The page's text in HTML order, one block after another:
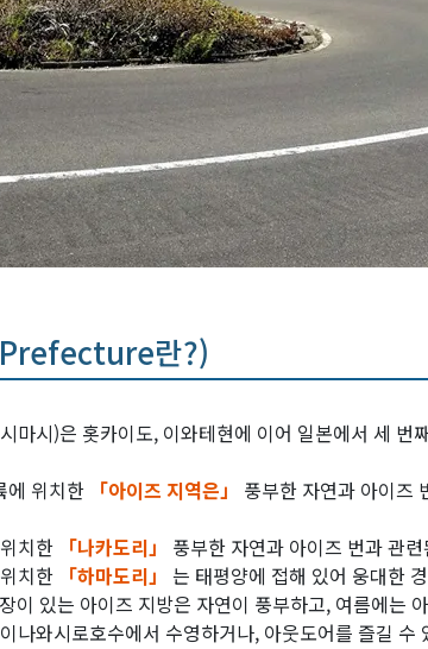
란?)
마시)은 홋카이도, 이와테현에 이어 일본에서 세
에 위치한 「아이즈 지역은」
풍부한 자연과 아이즈
치한 「나카도리」
풍부한 자연과 아이즈 번과 관
치한 「하마도리」 는 태평양에 접해 있어 웅대한
있는 아이즈 지방은 자연이 풍부하고, 여름에는
나와시로호수에서 수영하거나, 아웃도어를 즐길